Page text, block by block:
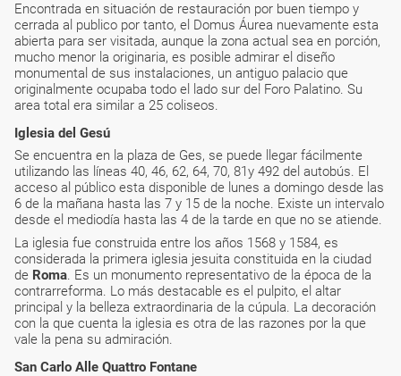
Encontrada en situación de restauración por buen tiempo y
cerrada al publico por tanto, el Domus Áurea nuevamente esta
abierta para ser visitada, aunque la zona actual sea en porción,
mucho menor la originaria, es posible admirar el diseño
monumental de sus instalaciones, un antiguo palacio que
originalmente ocupaba todo el lado sur del Foro Palatino. Su
area total era similar a 25 coliseos.
Iglesia del Gesú
Se encuentra en la plaza de Ges, se puede llegar fácilmente
utilizando las líneas 40, 46, 62, 64, 70, 81y 492 del autobús. El
acceso al público esta disponible de lunes a domingo desde las
6 de la mañana hasta las 7 y 15 de la noche. Existe un intervalo
desde el mediodía hasta las 4 de la tarde en que no se atiende.
La iglesia fue construida entre los años 1568 y 1584, es
considerada la primera iglesia jesuita constituida en la ciudad
de Roma. Es un monumento representativo de la época de la
contrarreforma. Lo más destacable es el pulpito, el altar
principal y la belleza extraordinaria de la cúpula. La decoración
con la que cuenta la iglesia es otra de las razones por la que
vale la pena su admiración.
San Carlo Alle Quattro Fontane